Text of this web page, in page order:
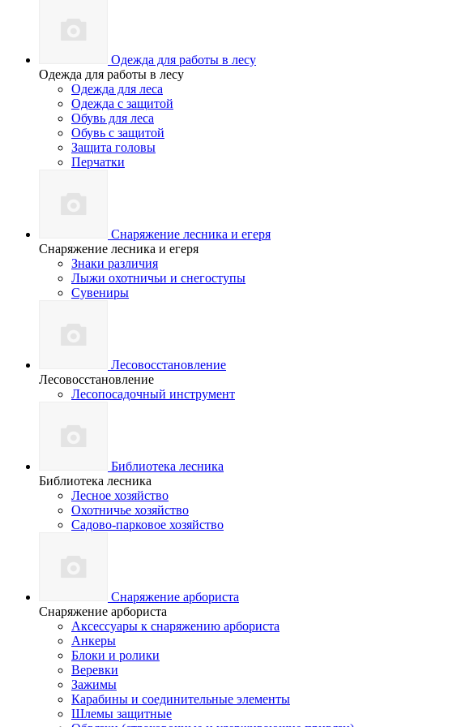
Одежда для работы в лесу
Одежда для работы в лесу
Одежда для леса
Одежда с защитой
Обувь для леса
Обувь с защитой
Защита головы
Перчатки
Снаряжение лесника и егеря
Снаряжение лесника и егеря
Знаки различия
Лыжи охотничьи и снегоступы
Сувениры
Лесовосстановление
Лесовосстановление
Лесопосадочный инструмент
Библиотека лесника
Библиотека лесника
Лесное хозяйство
Охотничье хозяйство
Садово-парковое хозяйство
Снаряжение арбориста
Снаряжение арбориста
Аксессуары к снаряжению арбориста
Анкеры
Блоки и ролики
Веревки
Зажимы
Карабины и соединительные элементы
Шлемы защитные